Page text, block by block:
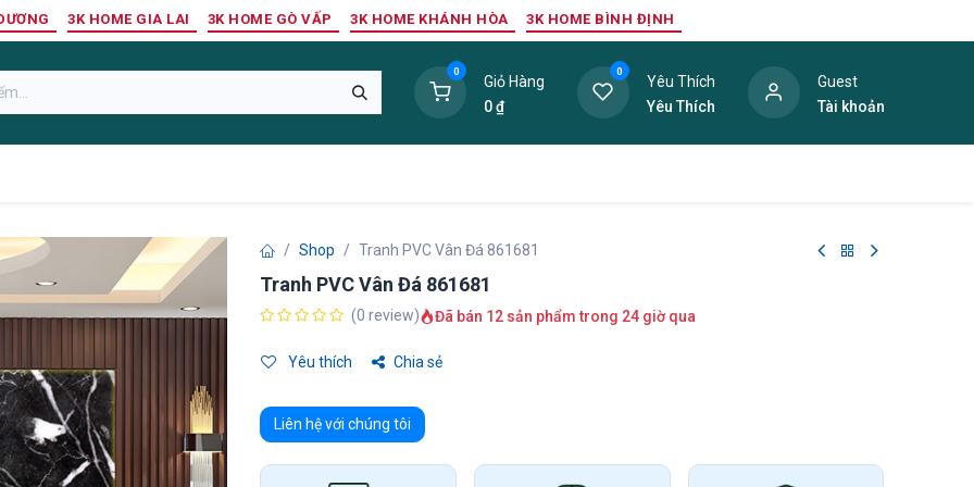
3K HOME GIA LAI 3K HOME GÒ VẤP 3K HOME KHÁNH HÒA 3K HOME BÌNH ĐỊNH
0
Giỏ Hàng
0₫
0
Yêu Thích
Yêu Thích
Guest
Tài khoản
Shop Tranh PVC Vân Đá 861681
Tranh PVC Vân Đá 861681
(0 review) Đã bán 12 sản phẩm trong 24 giờ qua
Yêu thích Chia sẻ
Liên hệ với chúng tôi